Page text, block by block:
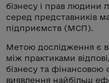
бізнесу і прав людини
серед представників
підприємств (МСП).
Метою дослідження є
між практиками
бізнесу та фінансовою
виявлення найбільш